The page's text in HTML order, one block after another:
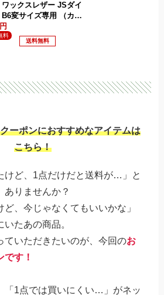
ワックスレザー JSダイ
B6変サイズ専用 （カバ
ーポンにおすすめなアイテムは
こちら！
けど、1点だけだと送料が…」と
ありませんか？
ど、今じゃなくてもいいかな」
たあの商品。
ていただきたいのが、今回のお
です！
「1点では買いにくい…」がネッ